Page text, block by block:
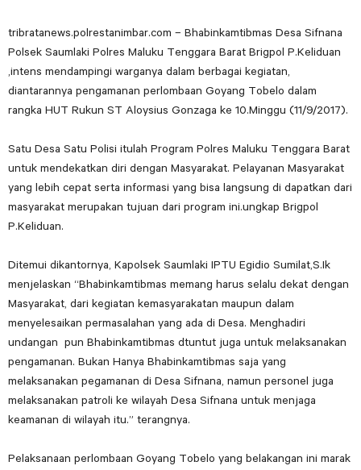
tribratanews.polrestanimbar.com – Bhabinkamtibmas Desa Sifnana
Polsek Saumlaki Polres Maluku Tenggara Barat Brigpol P.Keliduan
,intens mendampingi warganya dalam berbagai kegiatan,
diantarannya pengamanan perlombaan Goyang Tobelo dalam
rangka HUT Rukun ST Aloysius Gonzaga ke 10.Minggu (11/9/2017).
Satu Desa Satu Polisi itulah Program Polres Maluku Tenggara Barat
untuk mendekatkan diri dengan Masyarakat. Pelayanan Masyarakat
yang lebih cepat serta informasi yang bisa langsung di dapatkan dari
masyarakat merupakan tujuan dari program ini.ungkap Brigpol
P.Keliduan.
Ditemui dikantornya, Kapolsek Saumlaki IPTU Egidio Sumilat,S.Ik
menjelaskan “Bhabinkamtibmas memang harus selalu dekat dengan
Masyarakat, dari kegiatan kemasyarakatan maupun dalam
menyelesaikan permasalahan yang ada di Desa. Menghadiri
undangan pun Bhabinkamtibmas dtuntut juga untuk melaksanakan
pengamanan. Bukan Hanya Bhabinkamtibmas saja yang
melaksanakan pegamanan di Desa Sifnana, namun personel juga
melaksanakan patroli ke wilayah Desa Sifnana untuk menjaga
keamanan di wilayah itu.” terangnya.
Pelaksanaan perlombaan Goyang Tobelo yang belakangan ini marak